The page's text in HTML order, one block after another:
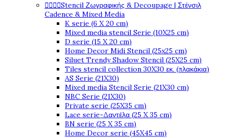
Stencil Ζωγραφικής & Decoupage | Στένσιλ
Cadence & Mixed Media
K serie (6 X 20 cm)
Mixed media stencil Serie (10X25 cm)
D serie (15 X 20 cm)
Home Decor Midi Stencil (25x25 cm)
Siluet Trendy Shadow Stencil (25X25 cm)
Tiles stencil collection 30X30 εκ. (πλακάκια)
AS Serie (21X30)
Mixed media Stencil Serie (21X30 cm)
NBC Serie (21X30)
Private serie (25X35 cm)
Lace serie-Δαντέλα (25 X 35 cm)
BN serie (25 X 35 cm)
Home Decor serie (45X45 cm)